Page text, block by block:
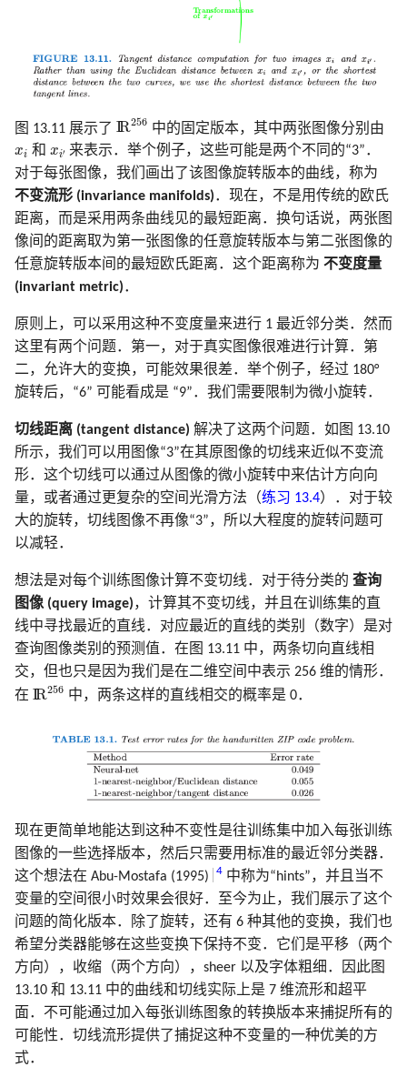
图 13.11 展示了 IR256
IR 256
中的固定版本，其中两张图像分别由
xi
xi 和 xi′
xi′ 来表示．举个例子，这些可能是两个不同的“3”．
对于每张图像，我们画出了该图像旋转版本的曲线，称为
不变流形 (invariance manifolds)．现在，不是用传统的欧氏
距离，而是采用两条曲线见的最短距离．换句话说，两张图
像间的距离取为第一张图像的任意旋转版本与第二张图像的
任意旋转版本间的最短欧氏距离．这个距离称为 不变度量
(invariant metric)．
原则上，可以采用这种不变度量来进行 1 最近邻分类．然而
这里有两个问题．第一，对于真实图像很难进行计算．第
二，允许大的变换，可能效果很差．举个例子，经过 180°
旋转后，“6” 可能看成是 “9”．我们需要限制为微小旋转．
切线距离 (tangent distance) 解决了这两个问题．如图 13.10
所示，我们可以用图像“3”在其原图像的切线来近似不变流
形．这个切线可以通过从图像的微小旋转中来估计方向向
量，或者通过更复杂的空间光滑方法（练习 13.4）．对于较
大的旋转，切线图像不再像“3”，所以大程度的旋转问题可
以减轻．
想法是对每个训练图像计算不变切线．对于待分类的 查询
图像 (query image)，计算其不变切线，并且在训练集的直
线中寻找最近的直线．对应最近的直线的类别（数字）是对
查询图像类别的预测值．在图 13.11 中，两条切向直线相
交，但也只是因为我们是在二维空间中表示 256 维的情形．
在 IR256
IR 256
中，两条这样的直线相交的概率是 0．
现在更简单地能达到这种不变性是往训练集中加入每张训练
图像的一些选择版本，然后只需要用标准的最近邻分类器．
这个想法在 Abu-Mostafa (1995)
4 中称为“hints”，并且当不
变量的空间很小时效果会很好．至今为止，我们展示了这个
问题的简化版本．除了旋转，还有 6 种其他的变换，我们也
希望分类器能够在这些变换下保持不变．它们是平移（两个
方向），收缩（两个方向），sheer 以及字体粗细．因此图
13.10 和 13.11 中的曲线和切线实际上是 7 维流形和超平
面．不可能通过加入每张训练图象的转换版本来捕捉所有的
可能性．切线流形提供了捕捉这种不变量的一种优美的方
式．